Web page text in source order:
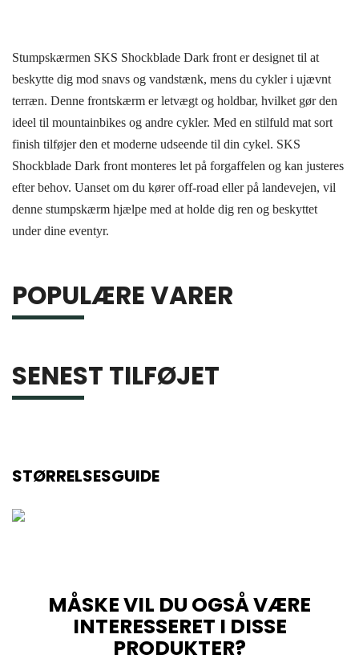
Stumpskærmen SKS Shockblade Dark front er designet til at
beskytte dig mod snavs og vandstænk, mens du cykler i ujævnt
terræn. Denne frontskærm er letvægt og holdbar, hvilket gør den
ideel til mountainbikes og andre cykler. Med en stilfuld mat sort
finish tilføjer den et moderne udseende til din cykel. SKS
Shockblade Dark front monteres let på forgaffelen og kan justeres
efter behov. Uanset om du kører off-road eller på landevejen, vil
denne stumpskærm hjælpe med at holde dig ren og beskyttet
under dine eventyr.
POPULÆRE VARER
SENEST TILFØJET
STØRRELSESGUIDE
MÅSKE VIL DU OGSÅ VÆRE
INTERESSERET I DISSE
PRODUKTER?